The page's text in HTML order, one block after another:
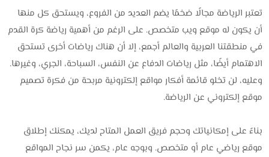
تعتبر الرياضة مجالًا ضخمًا يضم العديد من الفروع، ويستحق كل منها
أن يكون له موقع ويب متخصص. على الرغم من أهمية رياضة كرة القدم
في منطقتنا العربية والعالم أجمع، إلا أن هناك رياضات أخرى تستحق
الاهتمام أيضًا، مثل رياضات الدفاع عن النفس، السباحة، الجري، وغيرها.
وعليه، لن تخلو قائمة أفكار مواقع إلكترونية مربحة من فكرة تصميم
موقع إلكتروني عن الرياضة.
بناءً على إمكانياتك وحجم فريق العمل المتاح لديك، يمكنك إطلاق
موقع رياضي عام أو متخصص. وبوجه عام، يكمن سر نجاح المواقع